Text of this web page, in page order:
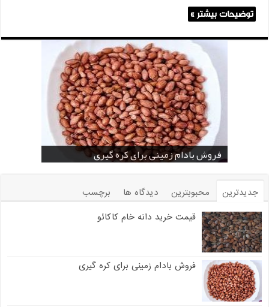
توضیحات بیشتر »
قیمت خرید دانه خام کاکائو
فروش بادام زمینی برای کره گیری
خرید عمده کنجد در تهران
خرید عمده کنجد سیاه و سفید
خرید بادام زمینی فله
خرید عمده کنجد سیاه
خرید عمده کنجد سفید
قیمت خرید کافی میت در کرمان
فروش انواع کنجد در یزد ( Sesame )
جدیدترین محبوبترین دیدگاه ها
برچسب
قیمت خرید دانه خام کاکائو
فروش بادام زمینی برای کره گیری